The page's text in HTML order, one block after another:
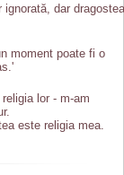
dar dragostea
moment poate fi o
lor - m-am
este religia mea.